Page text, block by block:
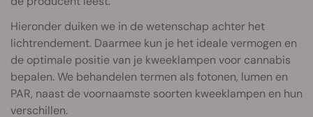
Hieronder duiken we in de wetenschap achter het
lichtrendement. Daarmee kun je het ideale vermogen en
de optimale positie van je kweeklampen voor cannabis
bepalen. We behandelen termen als fotonen, lumen en
PAR, naast de voornaamste soorten kweeklampen en hun
verschillen.